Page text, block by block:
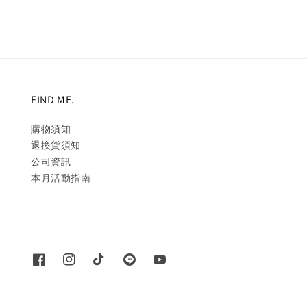
FIND ME.
購物須知
退換貨須知
公司資訊
本月活動指南